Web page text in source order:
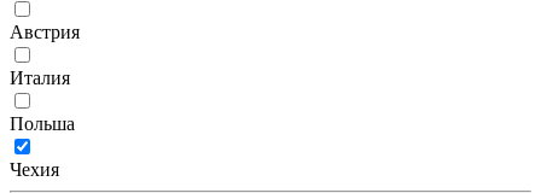
Австрия
Италия
Польша
Чехия